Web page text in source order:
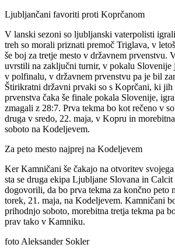
Ljubljančani favoriti proti Koprčanom
V lanski sezoni so ljubljanski vaterpolisti
treh so morali priznati premoč Triglava, v
še boj za tretje mesto v državnem prvenstvu.
uvrstili na zaključni turnir, v pokalu Slovenije
v polfinalu, v državnem prvenstvu pa je bil
Štirikratni državni prvaki so s Koprčani, ki jih
prvenstva čaka še finale pokala Slovenije,
zmagali z 28:7. Prva tekma bo kot rečeno v
druga v sredo, 22. maja, v Kopru in
soboto na Kodeljevem.
Za peto mesto najprej na Kodeljevem
Ker Kamničani še čakajo na otvoritev
sta se druga ekipa Ljubljane Slovana in Calcit
dogovorili, da bo prva tekma za končno peto
torek, 21. maja, na Kodeljevem. Kamničani
prihodnjo soboto, morebitna tretja tekma pa
prav tako v Kamniku.
foto Aleksander Sokler